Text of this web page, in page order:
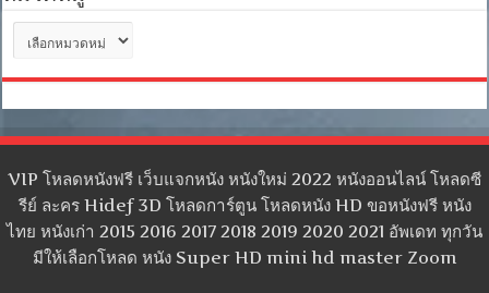
หมู่
VIP โหลดหนังฟรี เว็บแจกหนัง หนังใหม่ 2022 หนังออนไลน์ โหลดซี
รีย์ ละคร Hidef 3D โหลดการ์ตูน โหลดหนัง HD ขอหนังฟรี หนัง
ไทย หนังเก่า 2015 2016 2017 2018 2019 2020 2021 อัพเดท ทุกวัน
มีให้เลือกโหลด หนัง Super HD mini hd master Zoom